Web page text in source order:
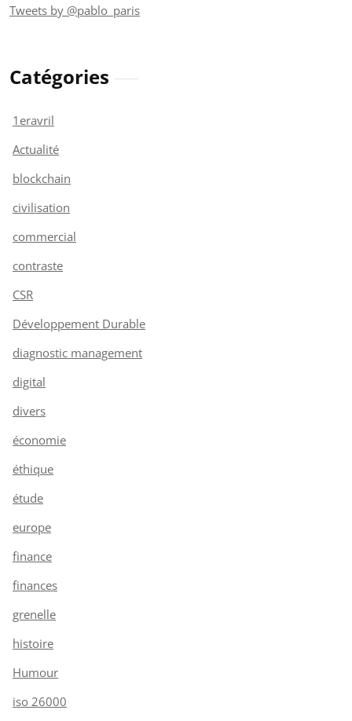
Tweets by @pablo_paris
Catégories
1eravril
Actualité
blockchain
civilisation
commercial
contraste
CSR
Développement Durable
diagnostic management
digital
divers
économie
éthique
étude
europe
finance
finances
grenelle
histoire
Humour
iso 26000